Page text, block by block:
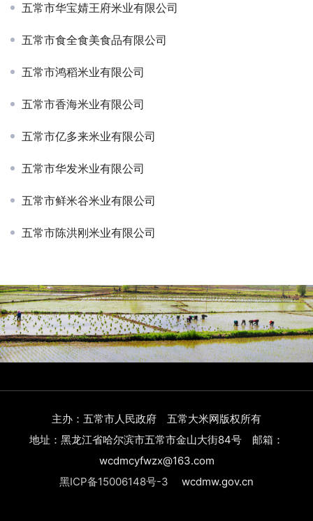
五常市华宝婧王府米业有限公司
五常市食全食美食品有限公司
五常市鸿稻米业有限公司
五常市香海米业有限公司
五常市亿多来米业有限公司
五常市华发米业有限公司
五常市鲜米谷米业有限公司
五常市陈洪刚米业有限公司
主办：五常市人民政府 五常大米网版权所有
地址：黑龙江省哈尔滨市五常市金山大街84号 邮箱：
wcdmcyfwzx@163.com
黑ICP备15006148号-3 wcdmw.gov.cn